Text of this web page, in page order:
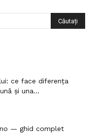
ce face diferența
și una...
— ghid complet